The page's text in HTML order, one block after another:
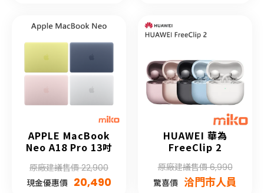
APPLE MacBook
Neo A18 Pro 13吋
原廠建議售價 22,900
現金優惠價 20,490
HUAWEI 華為
FreeClip 2
原廠建議售價 6,990
驚喜價 洽門市人員